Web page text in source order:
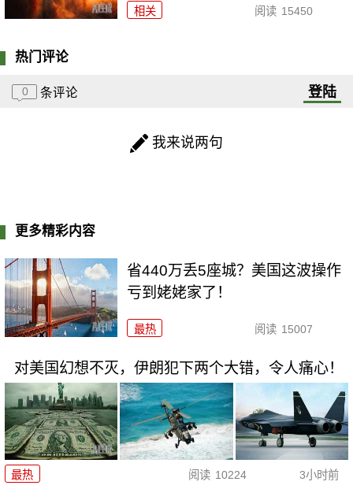
相关 阅读 15450
热门评论
0 条评论 登陆
我来说两句
更多精彩内容
省440万丢5座城？美国这波操作
亏到姥姥家了！
最热 阅读 15007
对美国幻想不灭，伊朗犯下两个大错，令人痛心！
最热 阅读 10224 3小时前